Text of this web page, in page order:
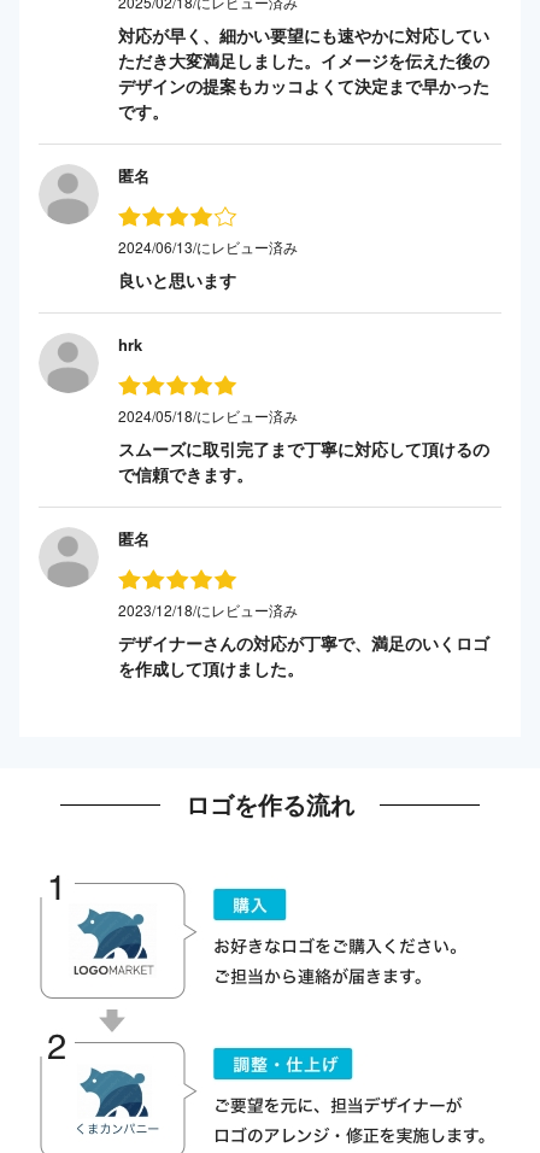
対応が早く、細かい要望にも速やかに対応してい
ただき大変満足しました。イメージを伝えた後の
デザインの提案もカッコよくて決定まで早かった
です。
匿名
2024/06/13/にレビュー済み
良いと思います
hrk
2024/05/18/にレビュー済み
スムーズに取引完了まで丁寧に対応して頂けるの
で信頼できます。
匿名
2023/12/18/にレビュー済み
デザイナーさんの対応が丁寧で、満足のいくロゴ
を作成して頂けました。
ロゴを作る流れ